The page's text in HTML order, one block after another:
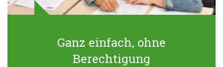
Ganz einfach, ohne
Berechtigung